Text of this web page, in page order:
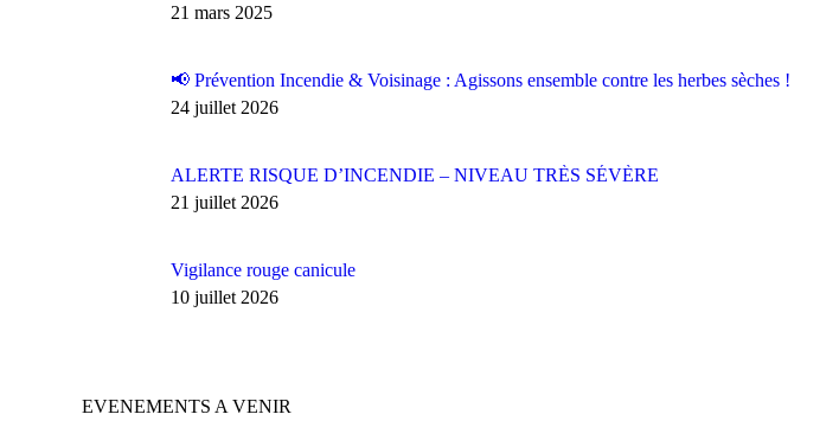
21 mars 2025
📢 Prévention Incendie & Voisinage : Agissons ensemble contre les herbes sèches !
24 juillet 2026
ALERTE RISQUE D’INCENDIE – NIVEAU TRÈS SÉVÈRE
21 juillet 2026
Vigilance rouge canicule
10 juillet 2026
EVENEMENTS A VENIR